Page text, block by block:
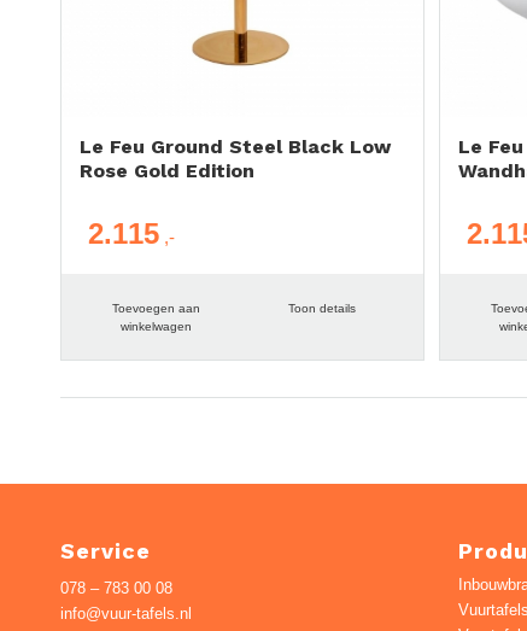
Le Feu Ground Steel Black Low
Rose Gold Edition
2.115
Toevoegen aan
winkelwagen
Toon details
Le
Service
078 – 783 00 08
info@vuur-tafels.nl
Vuurtafels